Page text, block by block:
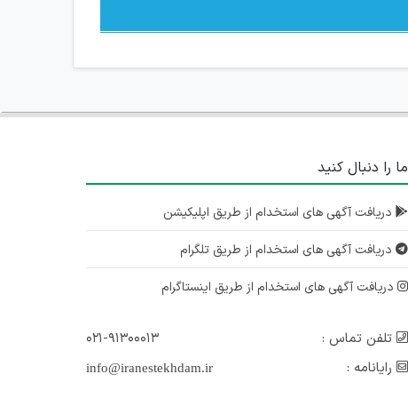
ما را دنبال کنید
دریافت آگهی های استخدام از طریق اپلیکیشن
دریافت آگهی های استخدام از طریق تلگرام
دریافت آگهی های استخدام از طریق اینستاگرام
تلفن تماس :
۰۲۱-۹۱۳۰۰۰۱۳
رایانامه :
info@iranestekhdam.ir